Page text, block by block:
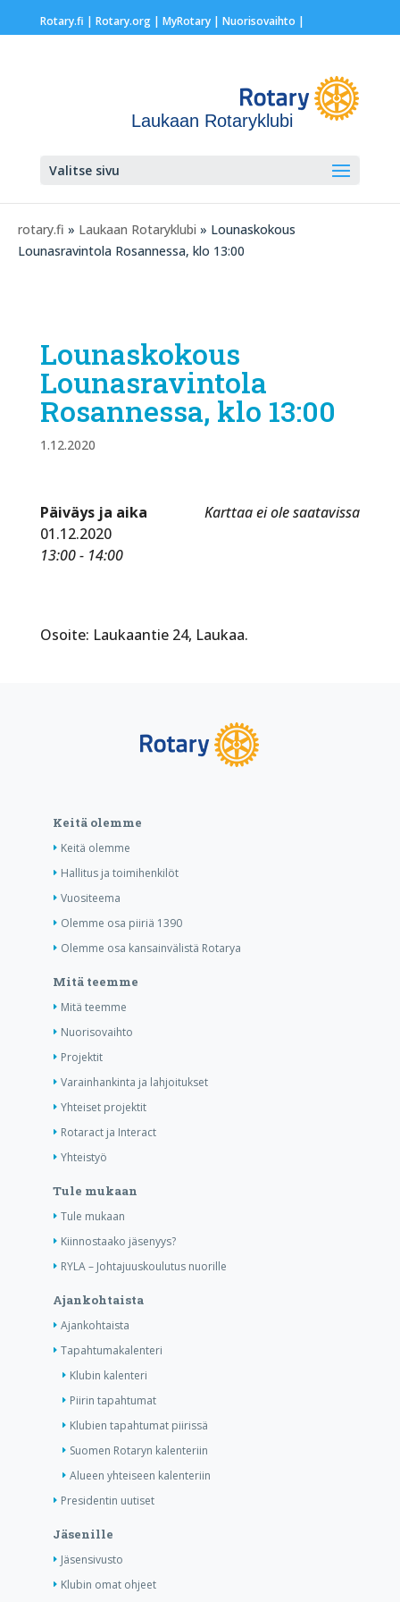
Rotary.fi | Rotary.org| MyRotary | Nuorisovaihto |
Laukaan Rotaryklubi
Valitse sivu
rotary.fi » Laukaan Rotaryklubi » Lounaskokous
Lounasravintola Rosannessa, klo 13:00
Lounaskokous
Lounasravintola
Rosannessa, klo 13:00
1.12.2020
Karttaa ei ole saatavissa
Päiväys ja aika
01.12.2020
13:00 - 14:00
Osoite: Laukaantie 24, Laukaa.
Keitä olemme
Keitä olemme
Hallitus ja toimihenkilöt
Vuositeema
Olemme osa piiriä 1390
Olemme osa kansainvälistä Rotarya
Mitä teemme
Mitä teemme
Nuorisovaihto
Projektit
Varainhankinta ja lahjoitukset
Yhteiset projektit
Rotaract ja Interact
Yhteistyö
Tule mukaan
Tule mukaan
Kiinnostaako jäsenyys?
RYLA – Johtajuuskoulutus nuorille
Ajankohtaista
Ajankohtaista
Tapahtumakalenteri
Klubin kalenteri
Piirin tapahtumat
Klubien tapahtumat piirissä
Suomen Rotaryn kalenteriin
Alueen yhteiseen kalenteriin
Presidentin uutiset
Jäsenille
Jäsensivusto
Klubin omat ohjeet